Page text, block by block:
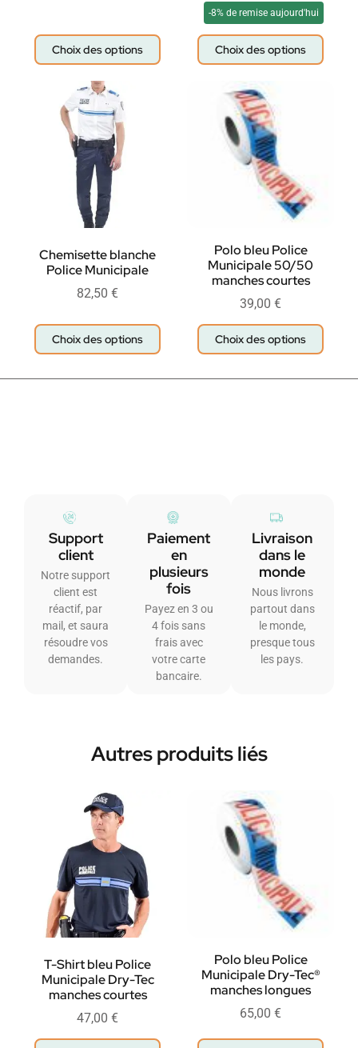
Choix des options
-8% de remise aujourd'hui
Choix des options
Chemisette blanche
Police Municipale
82,50 €
Choix des options
Polo bleu Police
Municipale 50/50
manches courtes
39,00 €
Choix des options
Support
client
Notre support
client est
réactif, par
mail, et saura
résoudre vos
demandes.
Paiement
en
plusieurs
fois
Payez en 3 ou
4 fois sans
frais avec
votre carte
bancaire.
Livraison
dans le
monde
Nous livrons
partout dans
le monde,
presque tous
les pays.
Autres produits liés
T-Shirt bleu Police
Municipale Dry-Tec
manches courtes
47,00 €
Polo bleu Police
Municipale Dry-Tec®
manches longues
65,00 €